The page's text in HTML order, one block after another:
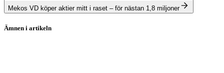
Mekos VD köper aktier mitt i raset – för nästan 1,8 miljoner
Ämnen i artikeln